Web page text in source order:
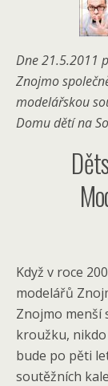
Dne 21.5.2011
Znojmo
modelářskou
Domu dětí na
Když v roce
modelářů
Znojmo menší
kroužku,
bude po pěti
soutěžních